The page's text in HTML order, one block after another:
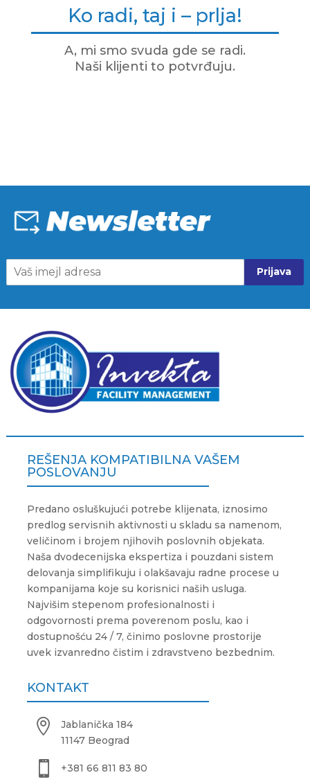
Ko radi, taj i – prlja!
A, mi smo svuda gde se radi.
Naši klijenti to potvrđuju.
Prijava
REŠENJA KOMPATIBILNA VAŠEM
POSLOVANJU
Predano osluškujući potrebe klijenata, iznosimo
predlog servisnih aktivnosti u skladu sa namenom,
veličinom i brojem njihovih poslovnih objekata.
Naša dvodecenijska ekspertiza i pouzdani sistem
delovanja simplifikuju i olakšavaju radne procese u
kompanijama koje su korisnici naših usluga.
Najvišim stepenom profesionalnosti i
odgovornosti prema poverenom poslu, kao i
dostupnošću 24 / 7, činimo poslovne prostorije
uvek izvanredno čistim i zdravstveno bezbednim.
KONTAKT

Jablanička 184
11147 Beograd
 +381 66 811 83 80